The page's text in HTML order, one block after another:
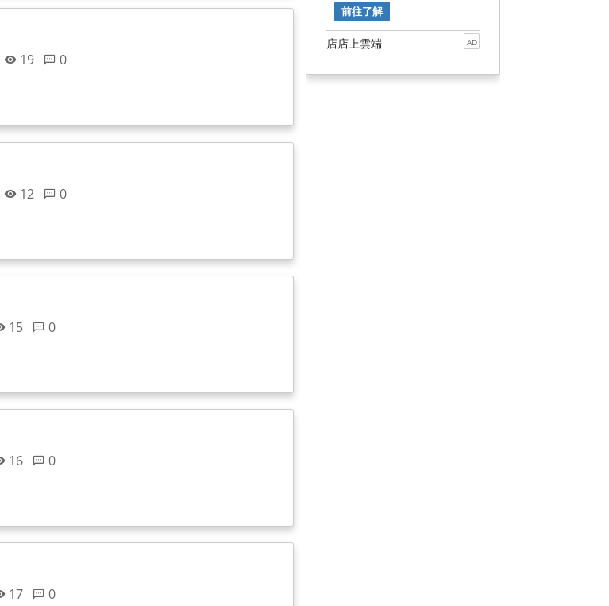
19
0
12
0
15
0
16
0
17
0
前往了解
店店上雲端 AD